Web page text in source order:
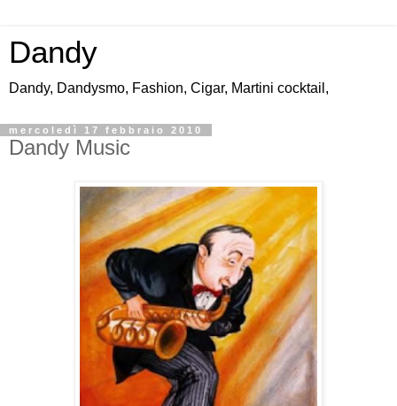
Dandy
Dandy, Dandysmo, Fashion, Cigar, Martini cocktail,
mercoledì 17 febbraio 2010
Dandy Music